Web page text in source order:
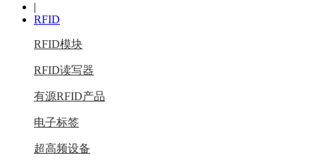
|
RFID
RFID模块
RFID读写器
有源RFID产品
电子标签
超高频设备